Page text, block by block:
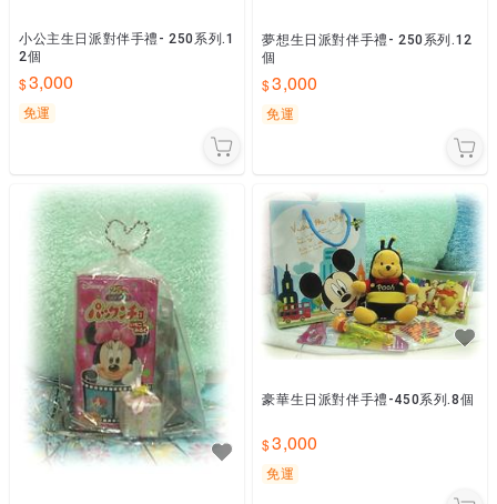
小公主生日派對伴手禮- 250系列.1
2個
3,000
免運
夢想生日派對伴手禮- 250系列.12
個
3,000
免運
豪華生日派對伴手禮-450系列.8個
3,000
免運